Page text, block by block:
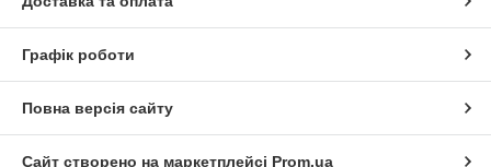
Графік роботи
Повна версія сайту
Сайт створено на маркетплейсі Prom.ua